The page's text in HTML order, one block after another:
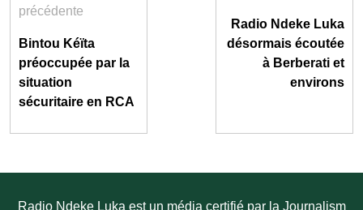
précédente
Bintou Kéïta
préoccupée par la
situation
sécuritaire en RCA
Radio Ndeke Luka
désormais écoutée
à Berberati et
environs
Radio Ndeke Luka est un média certifié par la Journalism